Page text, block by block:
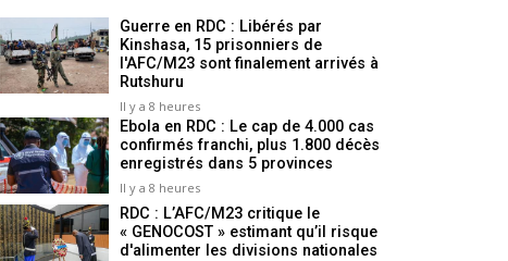
Guerre en RDC : Libérés par
Kinshasa, 15 prisonniers de
l'AFC/M23 sont finalement arrivés à
Rutshuru
Il y a 8 heures
Ebola en RDC : Le cap de 4.000 cas
confirmés franchi, plus 1.800 décès
enregistrés dans 5 provinces
Il y a 8 heures
RDC : L’AFC/M23 critique le
« GENOCOST » estimant qu’il risque
d'alimenter les divisions nationales